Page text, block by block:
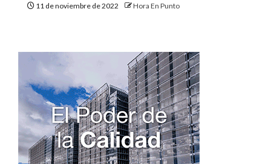
11 de noviembre de 2022 Hora En Punto